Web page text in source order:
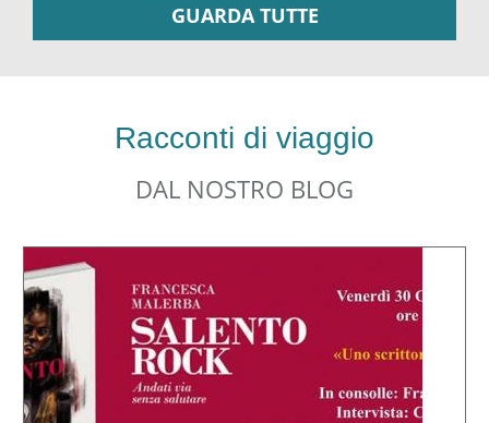
GUARDA TUTTE
Racconti di viaggio
DAL NOSTRO BLOG